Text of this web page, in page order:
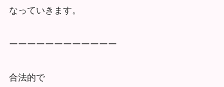
なっていきます。
ーーーーーーーーーーーー
合法的で